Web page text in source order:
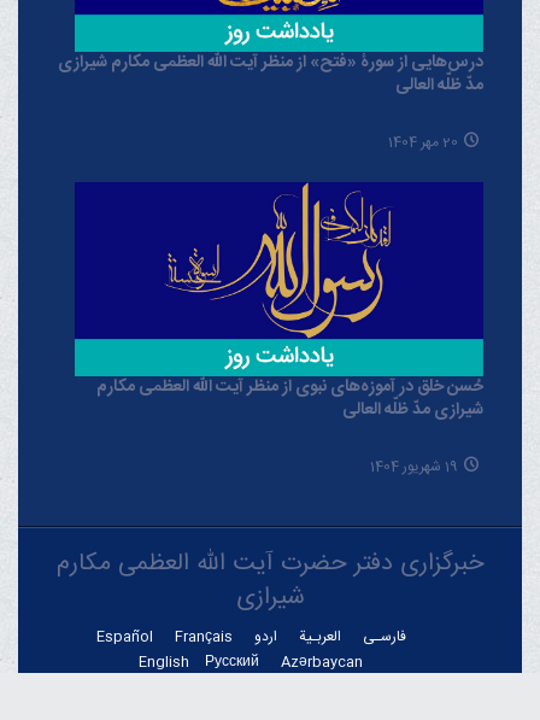
درس‌هایی از سورۀ «فتح» از منظر آیت الله العظمی مکارم شیرازی
مدّ ظلّه العالی
20 مهر 1404
حُسن خلق در آموزه‌های نبوی از منظر آیت الله العظمی مکارم
شیرازی مدّ ظلّه العالی
19 شهریور 1404
خبرگزاری دفتر حضرت آیت الله العظمی مکارم
شیرازی
فارسـی العربـیة اردو Français
Español
Azərbaycan
Русский
English